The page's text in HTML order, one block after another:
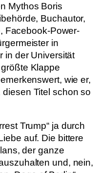
Mythos Boris
Buchautor,
Facebook-Power-
in
in der Universität
Klappe
wie er,
Titel schon so
Trump“ ja durch
auf. Die bittere
der ganze
und, nein,